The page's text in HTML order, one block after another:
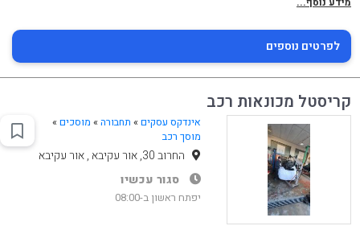
לפרטים נוספים
קריסטל מכונאות רכב
אינדקס עסקים » תחבורה» מוסכים»
מוסך רכב
החרוב 30, אור עקיבא , אור עקיבא
סגור עכשיו
יפתח ראשון ב-08:00